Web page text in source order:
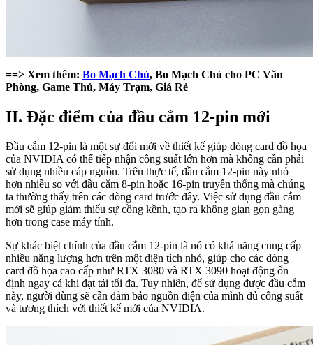
==> Xem thêm: Bo Mạch Chủ, Bo Mạch Chủ cho PC Văn
Phòng, Game Thủ, Máy Trạm, Giá Rẻ
II. Đặc điểm của đầu cắm 12-pin mới
Đầu cắm 12-pin là một sự đổi mới về thiết kế giúp dòng card đồ họa
của NVIDIA có thể tiếp nhận công suất lớn hơn mà không cần phải
sử dụng nhiều cáp nguồn. Trên thực tế, đầu cắm 12-pin này nhỏ
hơn nhiều so với đầu cắm 8-pin hoặc 16-pin truyền thống mà chúng
ta thường thấy trên các dòng card trước đây. Việc sử dụng đầu cắm
mới sẽ giúp giảm thiểu sự cồng kềnh, tạo ra không gian gọn gàng
hơn trong case máy tính.
Sự khác biệt chính của đầu cắm 12-pin là nó có khả năng cung cấp
nhiều năng lượng hơn trên một diện tích nhỏ, giúp cho các dòng
card đồ họa cao cấp như RTX 3080 và RTX 3090 hoạt động ổn
định ngay cả khi đạt tải tối đa. Tuy nhiên, để sử dụng được đầu cắm
này, người dùng sẽ cần đảm bảo nguồn điện của mình đủ công suất
và tương thích với thiết kế mới của NVIDIA.